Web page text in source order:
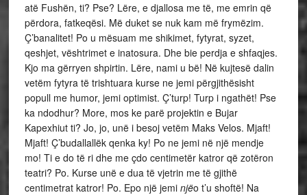
atë Fushën, ti? Pse? Lëre, e djallosa me të, me emrin që
përdora, fatkeqësi. Më duket se nuk kam më frymëzim.
Ç’banalitet! Po u mësuam me shikimet, fytyrat, syzet,
qeshjet, vështrimet e inatosura. Dhe bie perdja e shfaqjes.
Kjo ma gërryen shpirtin. Lëre, nami u bë! Në kujtesë dalin
vetëm fytyra të trishtuara kurse ne jemi përgjithësisht
popull me humor, jemi optimist. Ç’turp! Turp i ngathët! Pse
ka ndodhur? More, mos ke parë projektin e Bujar
Kapexhiut ti? Jo, jo, unë i besoj vetëm Maks Velos. Mjaft!
Mjaft! Ç’budallallëk qenka ky! Po ne jemi në një mendje
mo! Ti e do të ri dhe me çdo centimetër katror që zotëron
teatri? Po. Kurse unë e dua të vjetrin me të gjithë
centimetrat katror! Po. Epo një jemi njëo t’u shoftë! Na